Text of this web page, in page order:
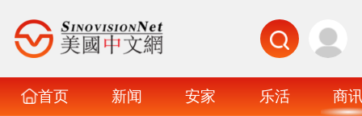
首页 新闻 安家 乐活 商